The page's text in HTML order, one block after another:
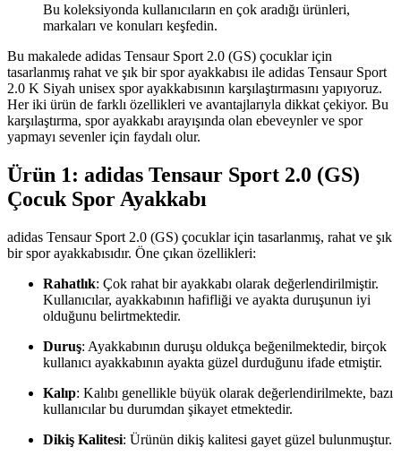
Bu koleksiyonda kullanıcıların en çok aradığı ürünleri,
markaları ve konuları keşfedin.
Bu makalede adidas Tensaur Sport 2.0 (GS) çocuklar için
tasarlanmış rahat ve şık bir spor ayakkabısı ile adidas Tensaur Sport
2.0 K Siyah unisex spor ayakkabısının karşılaştırmasını yapıyoruz.
Her iki ürün de farklı özellikleri ve avantajlarıyla dikkat çekiyor. Bu
karşılaştırma, spor ayakkabı arayışında olan ebeveynler ve spor
yapmayı sevenler için faydalı olur.
Ürün 1: adidas Tensaur Sport 2.0 (GS)
Çocuk Spor Ayakkabı
adidas Tensaur Sport 2.0 (GS) çocuklar için tasarlanmış, rahat ve şık
bir spor ayakkabısıdır. Öne çıkan özellikleri:
Rahatlık: Çok rahat bir ayakkabı olarak değerlendirilmiştir.
Kullanıcılar, ayakkabının hafifliği ve ayakta duruşunun iyi
olduğunu belirtmektedir.
Duruş: Ayakkabının duruşu oldukça beğenilmektedir, birçok
kullanıcı ayakkabının ayakta güzel durduğunu ifade etmiştir.
Kalıp: Kalıbı genellikle büyük olarak değerlendirilmekte, bazı
kullanıcılar bu durumdan şikayet etmektedir.
Dikiş Kalitesi: Ürünün dikiş kalitesi gayet güzel bulunmuştur.